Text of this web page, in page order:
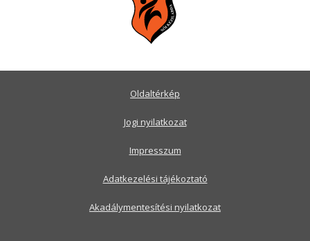
Oldaltérkép
Jogi nyilatkozat
Impresszum
Adatkezelési tájékoztató
Akadálymentesítési nyilatkozat